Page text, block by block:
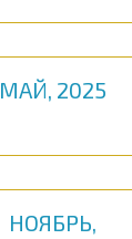
МАЙ, 2025
НОЯБРЬ,